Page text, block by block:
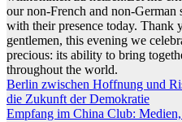
our non-French and non-
with their presence today. Thank
gentlemen, this evening we
precious: its ability to bring
throughout the world.
Beitragsnavigation
Berlin zwischen Hoffnung und
die Zukunft der Demokratie
Empfang im China Club: